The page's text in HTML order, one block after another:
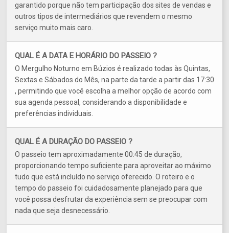
garantido porque não tem participação dos sites de vendas e
outros tipos de intermediários que revendem o mesmo
serviço muito mais caro.
QUAL É A DATA E HORÁRIO DO PASSEIO ?
O Mergulho Noturno em Búzios é realizado todas às Quintas,
Sextas e Sábados do Mês, na parte da tarde a partir das 17:30
, permitindo que você escolha a melhor opção de acordo com
sua agenda pessoal, considerando a disponibilidade e
preferências individuais.
QUAL É A DURAÇÃO DO PASSEIO ?
O passeio tem aproximadamente 00:45 de duração,
proporcionando tempo suficiente para aproveitar ao máximo
tudo que está incluído no serviço oferecido. O roteiro e o
tempo do passeio foi cuidadosamente planejado para que
você possa desfrutar da experiência sem se preocupar com
nada que seja desnecessário.